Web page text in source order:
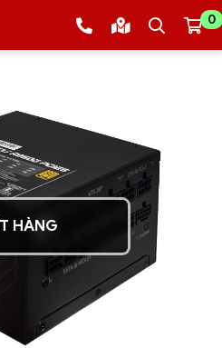
0
HÀNG